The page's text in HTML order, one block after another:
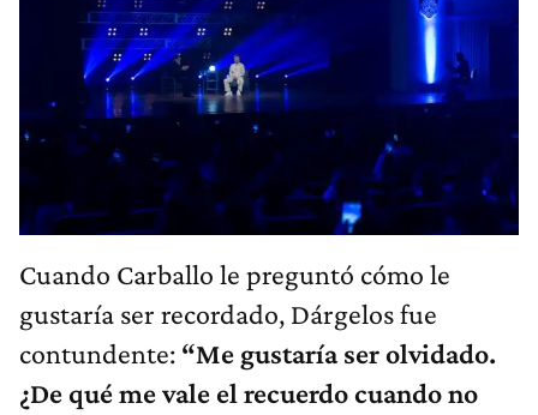
Cuando Carballo le preguntó cómo le
gustaría ser recordado, Dárgelos fue
contundente: “Me gustaría ser olvidado.
¿De qué me vale el recuerdo cuando no